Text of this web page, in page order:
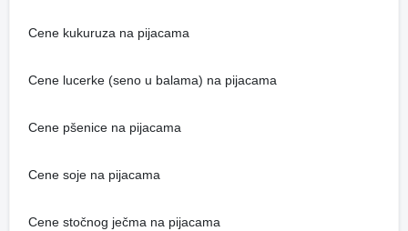
Cene kukuruza na pijacama
Cene lucerke (seno u balama) na pijacama
Cene pšenice na pijacama
Cene soje na pijacama
Cene stočnog ječma na pijacama